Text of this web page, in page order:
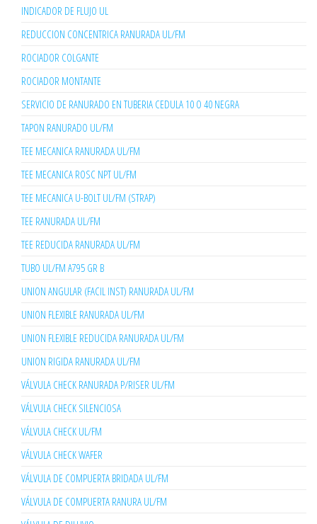
INDICADOR DE FLUJO UL
REDUCCION CONCENTRICA RANURADA UL/FM
ROCIADOR COLGANTE
ROCIADOR MONTANTE
SERVICIO DE RANURADO EN TUBERIA CEDULA 10 O 40 NEGRA
TAPON RANURADO UL/FM
TEE MECANICA RANURADA UL/FM
TEE MECANICA ROSC NPT UL/FM
TEE MECANICA U-BOLT UL/FM (STRAP)
TEE RANURADA UL/FM
TEE REDUCIDA RANURADA UL/FM
TUBO UL/FM A795 GR B
UNION ANGULAR (FACIL INST) RANURADA UL/FM
UNION FLEXIBLE RANURADA UL/FM
UNION FLEXIBLE REDUCIDA RANURADA UL/FM
UNION RIGIDA RANURADA UL/FM
VÁLVULA CHECK RANURADA P/RISER UL/FM
VÁLVULA CHECK SILENCIOSA
VÁLVULA CHECK UL/FM
VÁLVULA CHECK WAFER
VÁLVULA DE COMPUERTA BRIDADA UL/FM
VÁLVULA DE COMPUERTA RANURA UL/FM